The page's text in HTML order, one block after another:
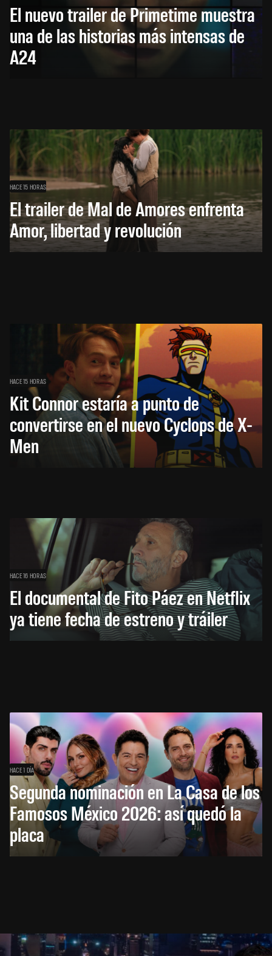
El nuevo trailer de Primetime muestra
una de las historias más intensas de
A24
HACE 15 HORAS
El trailer de Mal de Amores enfrenta
Amor, libertad y revolución
HACE 15 HORAS
Kit Connor estaría a punto de
convertirse en el nuevo Cyclops de X-
Men
HACE 16 HORAS
El documental de Fito Páez en Netflix
ya tiene fecha de estreno y tráiler
HACE 1 DÍA
Segunda nominación en La Casa de los
Famosos México 2026: así quedó la
placa